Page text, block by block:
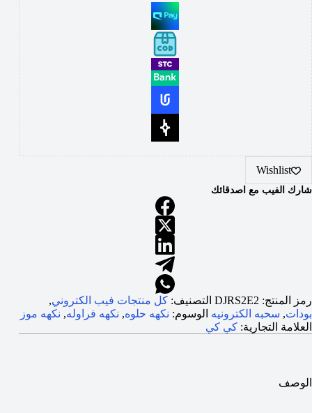
Wishlist
شارك الفيب مع اصدقائك
رمز المنتج: DJRS2E2 التصنيف: كل منتجات فيب الكتروني,
بودات, سحبه الكترونيه الوسوم: نكهه حلوه, نكهه فراوله, نكهه موز
العلامة التجارية: كي كي
الوصف